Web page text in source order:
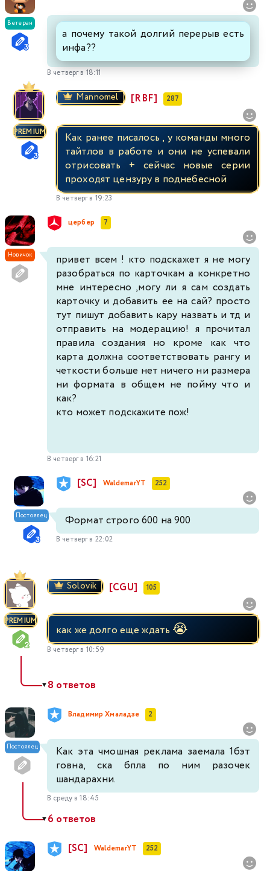
Ветеран
а почему такой долгий перерыв есть
инфа??
В четверг в 18:11
PREMIUM
Mannomel [RBF] 287
Как ранее писалось , у команды много
тайтлов в работе и они не успевали
отрисовать + сейчас новые серии
проходят цензуру в поднебесной
В четверг в 19:23
Новичок
цербер 7
привет всем ! кто подскажет я не могу
разобраться по карточкам а конкретно
мне интересно ,могу ли я сам создать
карточку и добавить ее на сай? просто
тут пишут добавить кару назвать и тд и
отправить на модерацию! я прочитал
правила создания но кроме как что
карта должна соответствовать рангу и
четкости больше нет ничего ни размера
ни формата в общем не пойму что и
как?
кто может подскажите пож!
В четверг в 16:21
Постоялец
[SC] WaldemarYT 252
Формат строго 600 на 900
В четверг в 22:02
PREMIUM
Solovik [CGU] 105
как же долго еще ждать 😭
В четверг в 10:59
▼8 ответов
Постоялец
Владимир Хмаладзе 2
Как эта чмошная реклама заемала 1бэт
говна, ска бпла по ним разочек
шандарахни.
В среду в 18:45
▼6 ответов
[SC] WaldemarYT 252